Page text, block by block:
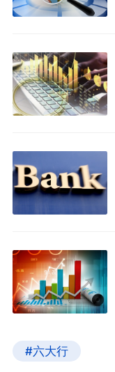
#六大行